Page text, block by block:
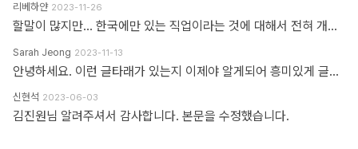
리베하얀 2023-11-26
할말이 많지만... 한국에만 있는 직업이라는 것에 대해서 전혀 개의치도 않고 부끄러워할 이유도 없다고 봅니다. 이 직업군에 대해서 이해라며녀 00년대에 무슨일이 일어났었는지.. 알필요가 있고 국내만의 특수한 환경때문에 만들어진 직업군이고... 근래에 들어 국제화가 되면서 문제시 몇몇분이 문제삼는것 같은데... 본인의 업무 바운더리는 본인이 만드는거지.. 그 단어안에 갇혀서 본인의 수준이나 인식을 만든다고 보지 않습니다. 코더니 UI개발자니, 퍼블리셔니, FE니.. 웹마스터니 풀스택이니 ㅎㅎ 많은 직업군으로 불리우고 있지만 솔직히 본인의 역량에 따라 불리운다고 생각합니다. 당시에 신현석님이 던진 하나의 단어에 여전히 밥먹고 살고 있고, 때때론 자부심도 느낍니다.
Sarah Jeong 2023-11-13
안녕하세요. 이런 글타래가 있는지 이제야 알게되어 흥미있게 글타래를 읽어보았네요. 제가 방금 글타래라고 쓴것처럼, 댓글이라는 단어에도 여러 다른 이름이 존재한다는 것을 우리는 암묵적으로 알고 있을 거라 생각하는데요 EX 1.) 글타래(민 우리말. 인터넷 게시판에서 어떤 게시글과 그에 대한 답신으로 쓰여진 게시글들의 모임. [NAVER 국어사전 글 인용]) = 댓글(게시물 밑에 남길 수 있는 글을 표현한 단어) = 코멘트(영어 코멘트를 한국어로 표현한 단어) = 리플(영어 reple을 한국어로 표현한 단어) = 스레드(thread) EX 2.) Height(사물의 높이, 사람의 키&신장, 키가 높음, 지상으로부터의 고도) 해당 단어는 발음에서 논란이 된적이 있습니다. (설마.. 고인물만 아는 거일지도...T^T..) 미국, 영국 등 주요국가에서는 해당 단어의 발음을 한국어 발음 표현으로 '하이트' or '하잍' 라고 읽으나, 스페인어로 해당 단어는 '헤이트' or '헤잍' 라고 읽습니다. 전 세계적으로 스페인어를 쓰는 인구는 2019년 3월 기준으로 4억 6천만명이며, 영어를 사용하는 인구는 3억 7천만명이라고 구글검색에 나옵니다. EX 3.) 2023년 현재 우리나라에서는 각 세대 별로 쓰는 한 가지 표현에 대한 단어들도 다릅니다. 50대 이상이신 분들은 한자어를 주로 사용하신 세대들이고, 10대 ~ 20대분들은 줄임말 또는 은어를 만들어 주로 사용하고 있습니다. 위의 예시와 같이 한 가지를 가리키는 명사에 여러가지 표현이 존재하고, 모든 사람들이 표준어 하나만 사용하고 있지 않으며, 전라도, 충정도, 경상도 방언이 존재한다는 사실도 암묵적으로 우리는 알고 있다 생각합니다 물론, 표준어처럼 한 가지 표현만 존재하면 다시 한번 확인하는 절차없이 의사소통이 원활할테지만, 우리는 일상속에서도 방언이나 댓글, 줄임말 등의 다른 표현들을 받아들이고 있는 존재들입니다. 만드신 분의 말씀대로 그저 지나온 과거에서는 그 표현이 필요하여 쓰여졌었다고 이해하고 넘어가시면 어떨까하여 주절대며 나불거려보았네요.. PS. 쓰잘데기 없는 제 생각을 읽어주셔서 고맙습니다.. AI도 발전해나가고 있는 마당에 같은 인종끼리 싸우지 맙시다~~~ㅋㅋㅋ
신현석 2023-06-03
김진원님 알려주셔서 감사합니다. 본문을 수정했습니다.